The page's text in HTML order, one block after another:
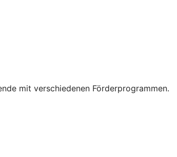
mit verschiedenen Förderprogrammen.